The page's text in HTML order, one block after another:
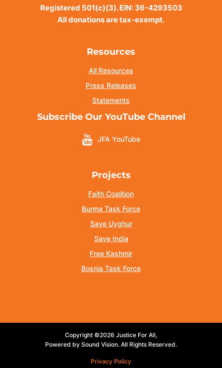
Registered 501(c)(3). EIN: 36-4293503
All donations are tax-exempt.
Resources
All Resources
Press Releases
Statements
Subscribe Our YouTube Channel
JFA YouTube
Projects
Faith Coalition
Burma Task Force
Save Uyghur
Save India
Free Kashmir
Bosnia Task Force
Copyright ©2026 Justice For All,
Powered by Sound Vision. All Rights Reserved.
Privacy Policy